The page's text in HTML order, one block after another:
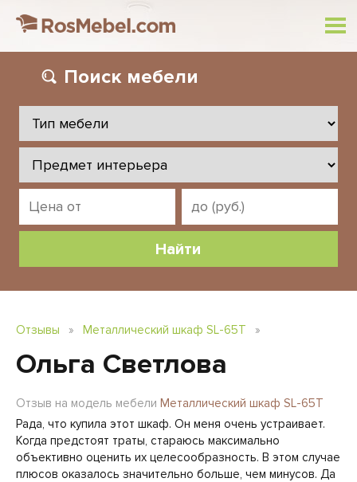
Поиск мебели
Отзывы » Металлический шкаф SL-65Т »
Ольга Светлова
Отзыв на модель мебели Металлический шкаф SL-65Т
Рада, что купила этот шкаф. Он меня очень устраивает.
Когда предстоят траты, стараюсь максимально
объективно оценить их целесообразность. В этом случае
плюсов оказалось значительно больше, чем минусов. Да